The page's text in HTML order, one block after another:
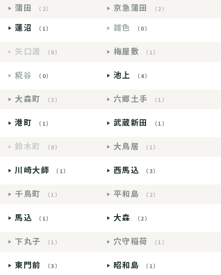
蒲田
（2） 京急蒲田 （2）
蓮沼 （1） 雑色 （0）
矢口渡 （0） 梅屋敷 （1）
糀谷 （0） 池上 （4）
大森町 （2） 六郷土手 （1）
港町 （1） 武蔵新田 （1）
鈴木町 （0） 大鳥居 （1）
川崎大師 （1） 西馬込 （3）
千鳥町 （1） 平和島 （2）
馬込 （1） 大森 （2）
下丸子 （1） 穴守稲荷 （1）
東門前 （3） 昭和島 （1）